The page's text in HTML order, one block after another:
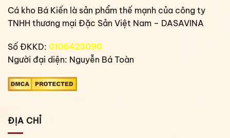
Cá kho Bá Kiến là sản phẩm thế mạnh của công ty
TNHH thương mại Đặc Sản Việt Nam – DASAVINA
Số ĐKKD: 0106423090
Người đại diện: Nguyễn Bá Toàn
ĐỊA CHỈ